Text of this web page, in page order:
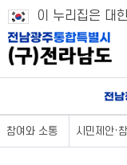
이 누리집은 대
참여와 소통 시민제안·